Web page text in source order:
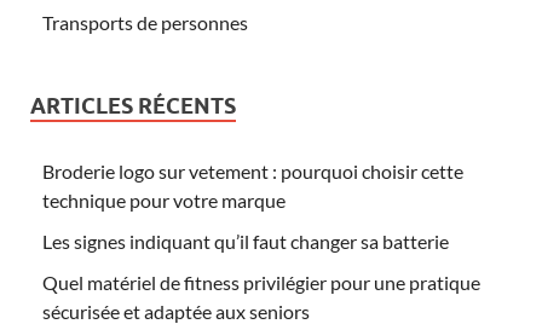
Transports de personnes
ARTICLES RÉCENTS
Broderie logo sur vetement : pourquoi choisir cette
technique pour votre marque
Les signes indiquant qu’il faut changer sa batterie
Quel matériel de fitness privilégier pour une pratique
sécurisée et adaptée aux seniors